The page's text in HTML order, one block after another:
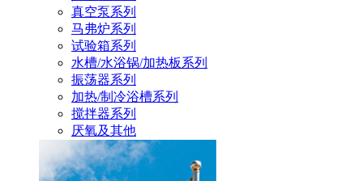
真空泵系列
马弗炉系列
试验箱系列
水槽/水浴锅/加热板系列
振荡器系列
加热/制冷浴槽系列
搅拌器系列
厌氧及其他